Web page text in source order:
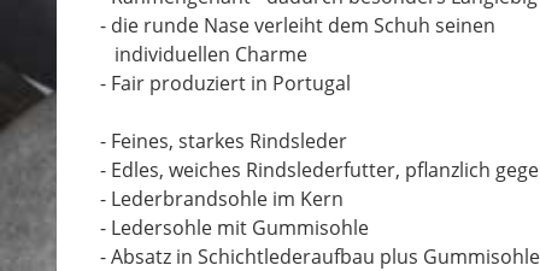
- die runde Nase verleiht dem Schuh seinen
individuellen Charme
- Fair produziert in Portugal
- Feines, starkes Rindsleder
- Edles, weiches Rindslederfutter, pflanzlich
- Lederbrandsohle im Kern
- Ledersohle mit Gummisohle
- Absatz in Schichtlederaufbau plus Gummisohle